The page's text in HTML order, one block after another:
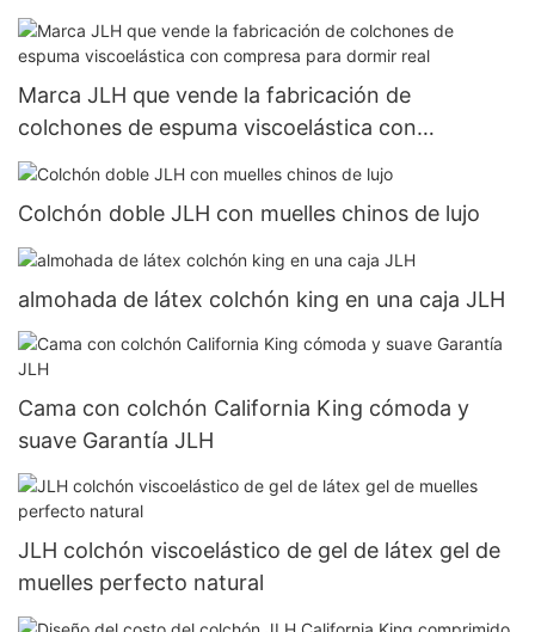
Marca JLH que vende la fabricación de
colchones de espuma viscoelástica con
compresa para dormir real
Colchón doble JLH con muelles chinos de lujo
almohada de látex colchón king en una caja JLH
Cama con colchón California King cómoda y
suave Garantía JLH
JLH colchón viscoelástico de gel de látex gel de
muelles perfecto natural